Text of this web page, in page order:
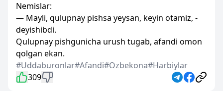
Nemislar:
— Mayli, qulupnay pishsa yeysan, keyin otamiz, -
deyishibdi.
Qulupnay pishgunicha urush tugab, afandi omon
qolgan ekan.
#Uddaburonlar#Afandi#Ozbekona#Harbiylar
309